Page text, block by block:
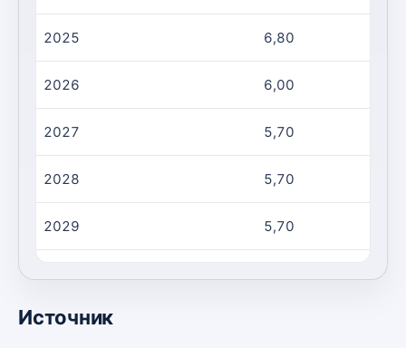
2025 6,80
2026 6,00
2027 5,70
2028 5,70
2029 5,70
Источник